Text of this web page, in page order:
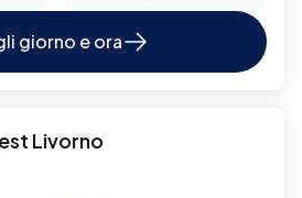
giorno e ora
Livorno